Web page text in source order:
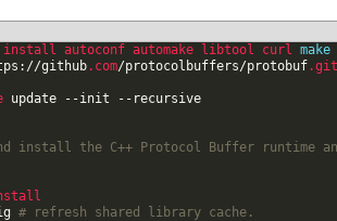
install autoconf automake libtool curl make
: //github.com/protocolbuffers/protobuf.git
update --init -- recursive
install the C++ Protocol Buffer runtime
# refresh shared library cache.